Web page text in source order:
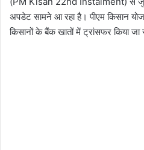
अपडेट सामने आ रहा है। पीएम किसान
किसानों के बैंक खातों में ट्रांसफर किया जा